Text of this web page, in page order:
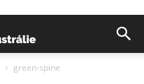
green-spine